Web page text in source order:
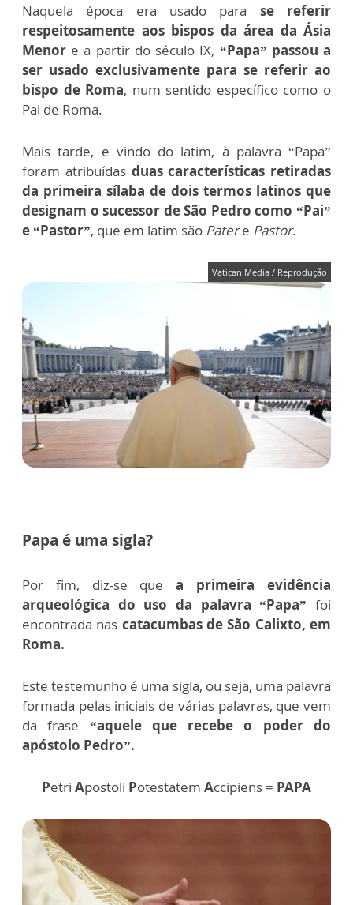
Naquela época era usado para se referir
respeitosamente aos bispos da área da Ásia
Menor e a partir do século IX, “Papa” passou a
ser usado exclusivamente para se referir ao
bispo de Roma, num sentido específico como o
Pai de Roma.
Mais tarde, e vindo do latim, à palavra “Papa”
foram atribuídas duas características retiradas
da primeira sílaba de dois termos latinos que
designam o sucessor de São Pedro como “Pai”
e “Pastor”, que em latim são Patere Pastor.
Vatican Media / Reprodução
Papa é uma sigla?
Por fim, diz-se quea primeira evidência
arqueológica do uso da palavra “Papa” foi
encontrada nas catacumbas de São Calixto, em
Roma.
Este testemunho é uma sigla, ou seja, uma palavra
formada pelas iniciais de várias palavras, que vem
da frase “aquele que recebe o poder do
apóstolo Pedro”.
Petri Apostoli Potestatem Accipiens = PAPA